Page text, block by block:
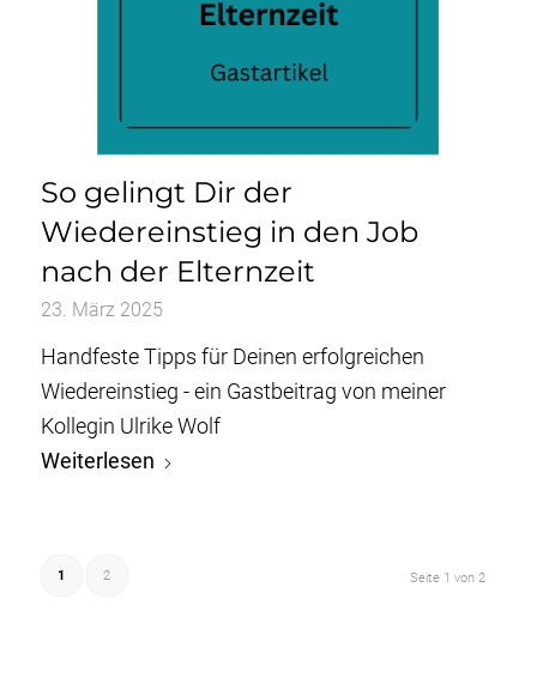
So gelingt Dir der
Wiedereinstieg in den Job
nach der Elternzeit
23. März 2025
Handfeste Tipps für Deinen erfolgreichen
Wiedereinstieg - ein Gastbeitrag von meiner
Kollegin Ulrike Wolf
Weiterlesen
Seite 1 von 2
1 2